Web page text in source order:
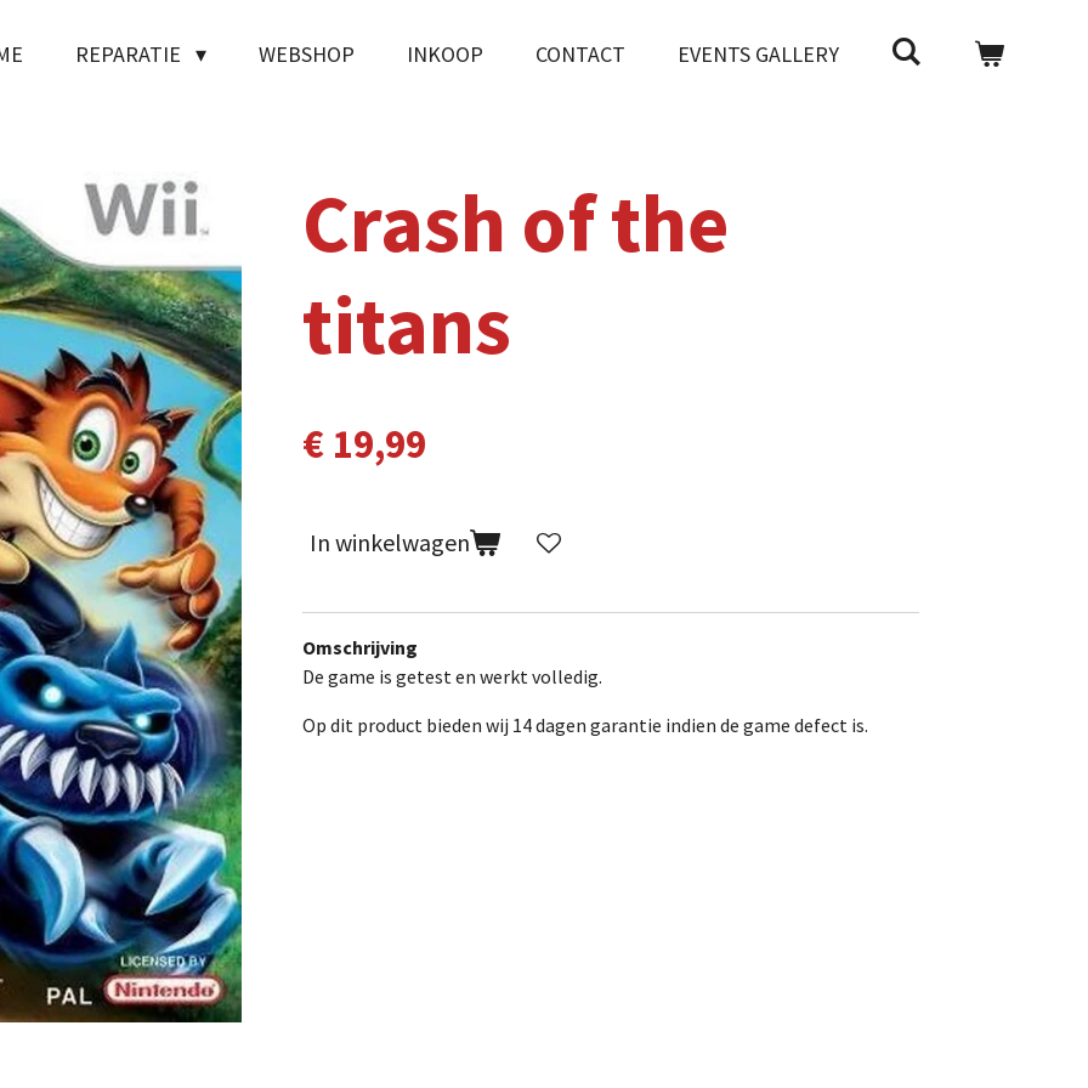
REPARATIE WEBSHOP INKOOP CONTACT EVENTS GALLERY
Crash of the
titans
€ 19,99
In winkelwagen
Omschrijving
De game is getest en werkt volledig.
Op dit product bieden wij 14 dagen garantie indien de game defect is.